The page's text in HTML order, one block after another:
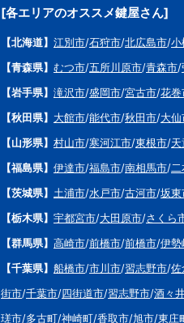
[各エリアのオススメ鍵屋さん]
【北海道】 江別市/石狩市/北広島市/小
【青森県】 むつ市/五所川原市/青森市/
【岩手県】 滝沢市/盛岡市/宮古市/花巻
【秋田県】 大館市/能代市/秋田市/大仙
【山形県】 村山市/寒河江市/東根市/
【福島県】 伊達市/福島市/南相馬市/
【茨城県】 土浦市/水戸市/古河市/坂東
【栃木県】 宇都宮市/大田原市/さくら
【群馬県】 高崎市/前橋市/前橋市/伊勢
【千葉県】 船橋市/市川市/習志野市/佐
街市/千葉市/四街道市/習志野市/酒々
瑳市/多古町/神崎町/香取市/旭市/東庄